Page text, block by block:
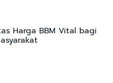
Harga BBM Vital bagi